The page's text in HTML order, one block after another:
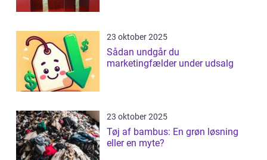
23 oktober 2025
Sådan undgår du
marketingfælder under udsalg
23 oktober 2025
Tøj af bambus: En grøn løsning
eller en myte?